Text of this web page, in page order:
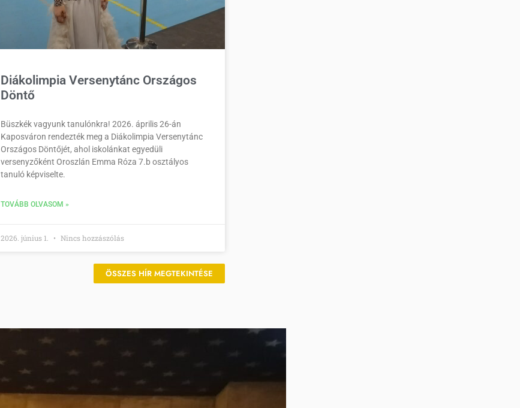
Diákolimpia Versenytánc Országos
Döntő
Büszkék vagyunk tanulónkra! 2026. április 26-án
Kaposváron rendezték meg a Diákolimpia Versenytánc
Országos Döntőjét, ahol iskolánkat egyedüli
versenyzőként Oroszlán Emma Róza 7.b osztályos
tanuló képviselte.
TOVÁBB OLVASOM »
2026. június 1. Nincs hozzászólás
ÖSSZES HÍR MEGTEKINTÉSE